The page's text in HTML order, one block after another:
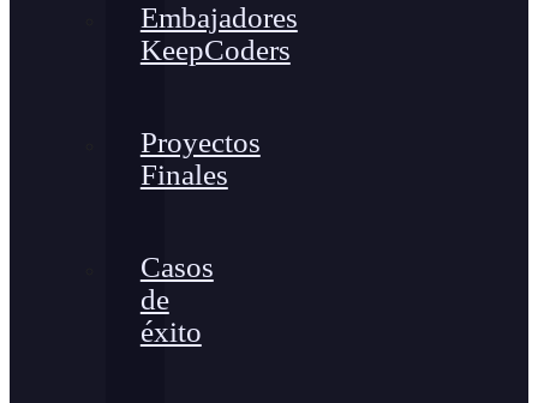
Embajadores
KeepCoders
Proyectos
Finales
Casos
de
éxito